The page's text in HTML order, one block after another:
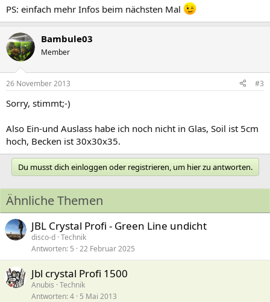
PS: einfach mehr Infos beim nächsten Mal
Bambule03
Member
26 November 2013 #3
Sorry, stimmt;-)
Also Ein-und Auslass habe ich noch nicht in Glas, Soil ist 5cm
hoch, Becken ist 30x30x35.
Du musst dich einloggen oder registrieren, um hier zu antworten.
Ähnliche Themen
JBL Crystal Profi - Green Line undicht
disco-d Technik
Antworten 5 22 Februar 2025
Jbl crystal Profi 1500
Anubis Technik
Antworten 4 5 Mai 2013